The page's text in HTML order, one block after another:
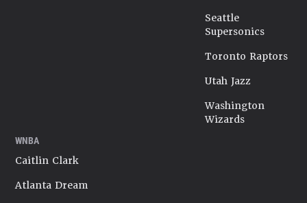
Seattle
Supersonics
Toronto Raptors
Utah Jazz
Washington
Wizards
WNBA
Caitlin Clark
Atlanta Dream